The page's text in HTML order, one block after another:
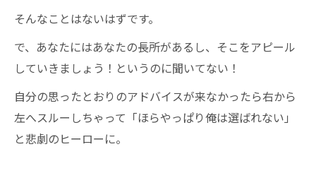
そんなことはないはずです。
で、あなたにはあなたの長所があるし、そこをアピール
していきましょう！というのに聞いてない！
自分の思ったとおりのアドバイスが来なかったら右から
左へスルーしちゃって「ほらやっぱり俺は選ばれない」
と悲劇のヒーローに。